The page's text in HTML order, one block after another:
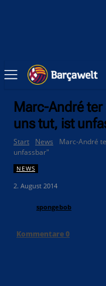
Marc-André
uns tut, ist
Start News
Marc-André
unfassbar"
NEWS
2. August 2014
spongebob
Kommentare0